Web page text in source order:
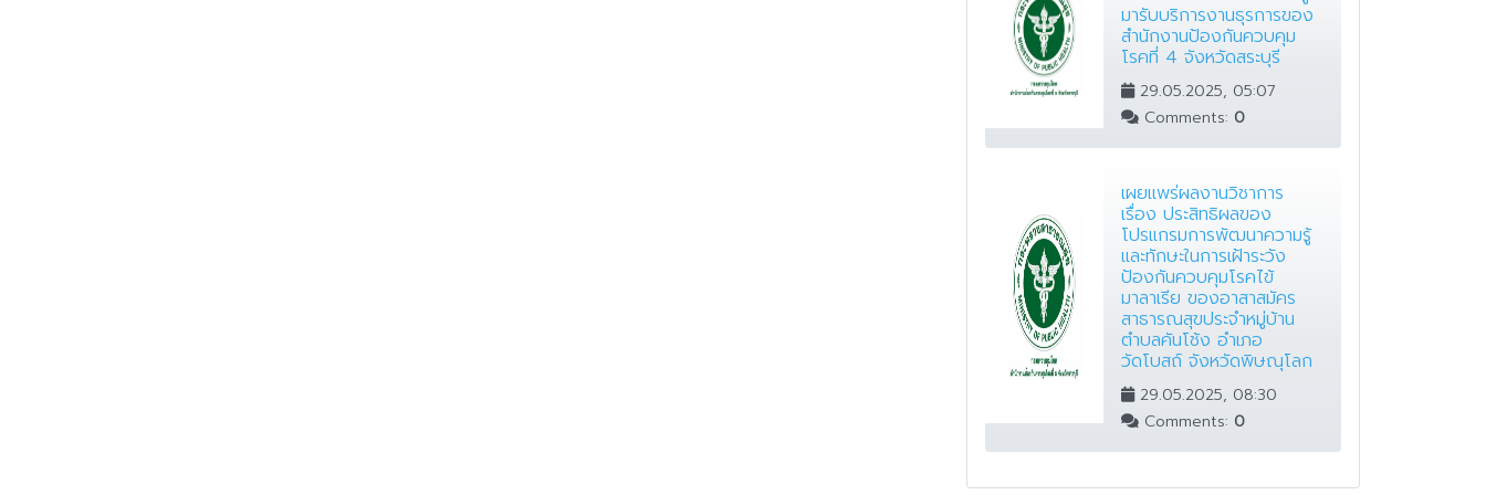
มารับบริการงานธุรการของ
สำนักงานป้องกันควบคุม
โรคที่ 4 จังหวัดสระบุรี
29.05.2025, 05:07
Comments: 0
เผยแพร่ผลงานวิชาการ
เรื่อง ประสิทธิผลของ
โปรแกรมการพัฒนาความรู้
และทักษะในการเฝ้าระวัง
ป้องกันควบคุมโรคไข้
มาลาเรีย ของอาสาสมัคร
สาธารณสุขประจำหมู่บ้าน
ตำบลคันโช้ง อำเภอ
วัดโบสถ์ จังหวัดพิษณุโลก
29.05.2025, 08:30
Comments: 0